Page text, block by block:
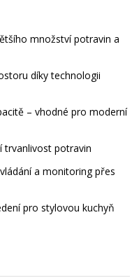
množství potravin a
díky technologii
– vhodné pro moderní
trvanlivost potravin
a monitoring přes
pro stylovou kuchyň